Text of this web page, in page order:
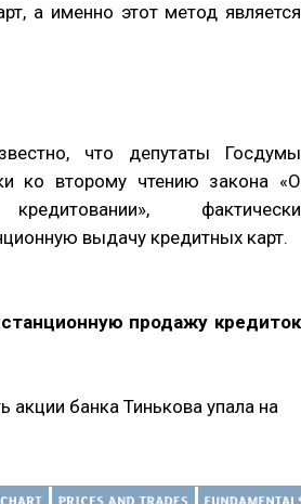
а именно этот метод является
что депутаты Госдумы
ко второму чтению закона «О
фактически
выдачу кредитных карт.
продажу кредиток
акции банка Тинькова упала на